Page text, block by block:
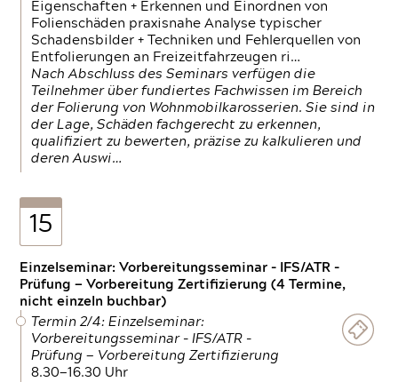
Eigenschaften + Erkennen und Einordnen von
Folienschäden praxisnahe Analyse typischer
Schadensbilder + Techniken und Fehlerquellen von
Entfolierungen an Freizeitfahrzeugen ri…
Nach Abschluss des Seminars verfügen die
Teilnehmer über fundiertes Fachwissen im Bereich
der Folierung von Wohnmobilkarosserien. Sie sind in
der Lage, Schäden fachgerecht zu erkennen,
qualifiziert zu bewerten, präzise zu kalkulieren und
deren Auswi…
15
Einzelseminar: Vorbereitungsseminar - IFS/ATR -
Prüfung — Vorbereitung Zertifizierung (4 Termine,
nicht einzeln buchbar)
Termin 2/4: Einzelseminar:
Vorbereitungsseminar - IFS/ATR -
Prüfung — Vorbereitung Zertifizierung
8.30—16.30 Uhr